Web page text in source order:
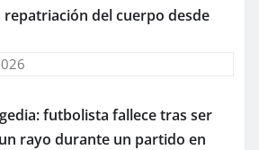
repatriación del cuerpo desde
futbolista fallece tras ser
rayo durante un partido en